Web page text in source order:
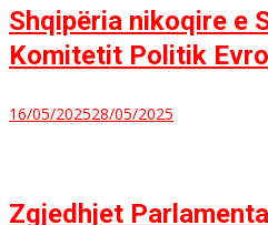
Shqipëria nikoqire e
Komitetit Politik
16/05/202528/05/2025
Zgjedhjet